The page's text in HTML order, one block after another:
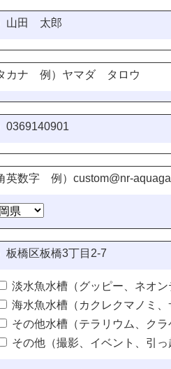
山田 太郎
カナ 例）ヤマダ タロウ
0369140901
英数字 例） custom@nr-
板橋区板橋3丁目2-7
淡水魚水槽（グッピー、ネオ
海水魚水槽（カクレクマノミ
その他水槽（テラリウム、ク
その他（撮影、イベント、引っ